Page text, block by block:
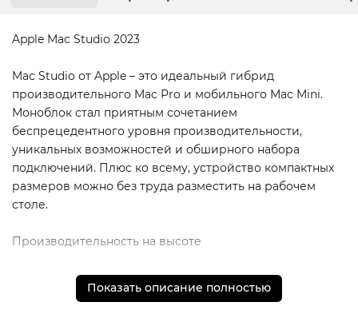
Apple Mac Studio 2023
Mac Studio от Apple – это идеальный гибрид
производительного Mac Pro и мобильного Mac Mini.
Моноблок стал приятным сочетанием
беспрецедентного уровня производительности,
уникальных возможностей и обширного набора
подключений. Плюс ко всему, устройство компактных
размеров можно без труда разместить на рабочем
столе.
Производительность на высоте
Устройство оснащено фирменными процессорами с
рядом современных инновационных характеристик.
Показать описание полностью